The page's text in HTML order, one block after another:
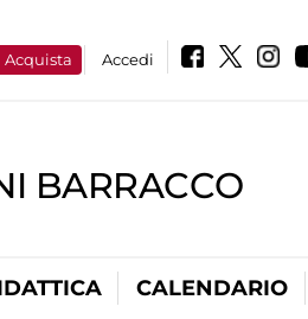
Acquista Accedi
BARRACCO
CALENDARIO